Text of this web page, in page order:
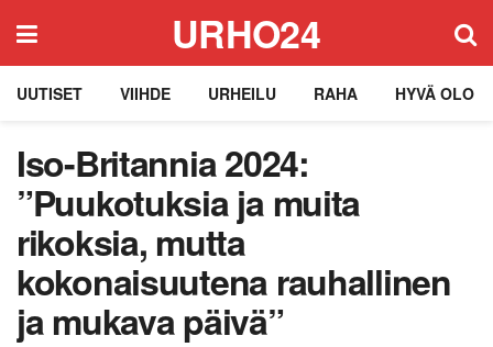
URHO24
UUTISET VIIHDE URHEILU RAHA HYVÄ OLO
Iso-Britannia 2024:
”Puukotuksia ja muita
rikoksia, mutta
kokonaisuutena rauhallinen
ja mukava päivä”